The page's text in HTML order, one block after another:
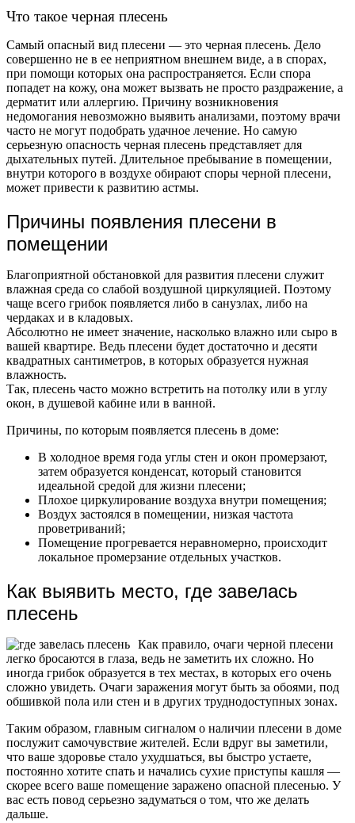
Что такое черная плесень
Самый опасный вид плесени — это черная плесень. Дело
совершенно не в ее неприятном внешнем виде, а в спорах,
при помощи которых она распространяется. Если спора
попадет на кожу, она может вызвать не просто раздражение, а
дерматит или аллергию. Причину возникновения
недомогания невозможно выявить анализами, поэтому врачи
часто не могут подобрать удачное лечение. Но самую
серьезную опасность черная плесень представляет для
дыхательных путей. Длительное пребывание в помещении,
внутри которого в воздухе обирают споры черной плесени,
может привести к развитию астмы.
Причины появления плесени в
помещении
Благоприятной обстановкой для развития плесени служит
влажная среда со слабой воздушной циркуляцией. Поэтому
чаще всего грибок появляется либо в санузлах, либо на
чердаках и в кладовых.
Абсолютно не имеет значение, насколько влажно или сыро в
вашей квартире. Ведь плесени будет достаточно и десяти
квадратных сантиметров, в которых образуется нужная
влажность.
Так, плесень часто можно встретить на потолку или в углу
окон, в душевой кабине или в ванной.
Причины, по которым появляется плесень в доме:
В холодное время года углы стен и окон промерзают,
затем образуется конденсат, который становится
идеальной средой для жизни плесени;
Плохое циркулирование воздуха внутри помещения;
Воздух застоялся в помещении, низкая частота
проветриваний;
Помещение прогревается неравномерно, происходит
локальное промерзание отдельных участков.
Как выявить место, где завелась
плесень
Как правило, очаги черной плесени
легко бросаются в глаза, ведь не заметить их сложно. Но
иногда грибок образуется в тех местах, в которых его очень
сложно увидеть. Очаги заражения могут быть за обоями, под
обшивкой пола или стен и в других труднодоступных зонах.
Таким образом, главным сигналом о наличии плесени в доме
послужит самочувствие жителей. Если вдруг вы заметили,
что ваше здоровье стало ухудшаться, вы быстро устаете,
постоянно хотите спать и начались сухие приступы кашля —
скорее всего ваше помещение заражено опасной плесенью. У
вас есть повод серьезно задуматься о том, что же делать
дальше.